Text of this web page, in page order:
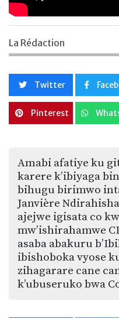
La Rédaction
Twitter
Pinterest
Amabi afatiye ku
karere k’ibiyaga
bihugu birimwo
Janvière
ajejwe igisata co
mw’ishirahamwe
asaba abakuru
ibishoboka vyose
zihagarare cane
k’ubuseruko bwa